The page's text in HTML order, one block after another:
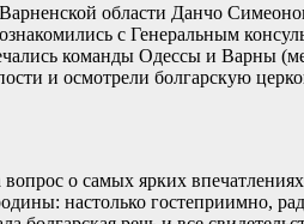
области Данчо
с Генеральным
команды Одессы и Варны
и осмотрели болгарскую
о самых ярких
настолько гостеприимно,